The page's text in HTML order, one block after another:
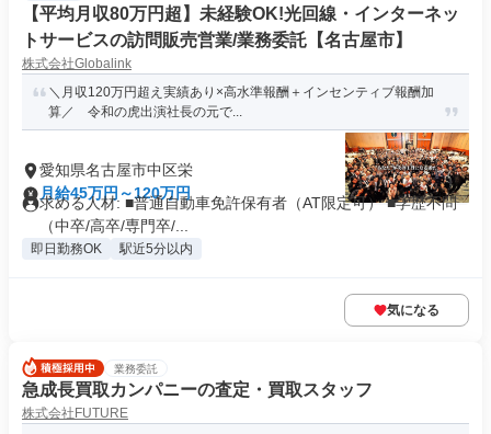
【平均月収80万円超】未経験OK!光回線・インターネッ
トサービスの訪問販売営業/業務委託【名古屋市】
株式会社Globalink
＼月収120万円超え実績あり×高水準報酬＋インセンティブ報酬加
算／ 令和の虎出演社長の元で...
愛知県名古屋市中区栄
月給45万円～120万円
求める人材: ■普通自動車免許保有者（AT限定可） ■学歴不問
（中卒/高卒/専門卒/...
即日勤務OK 駅近5分以内
気になる
業務委託
急成長買取カンパニーの査定・買取スタッフ
株式会社FUTURE